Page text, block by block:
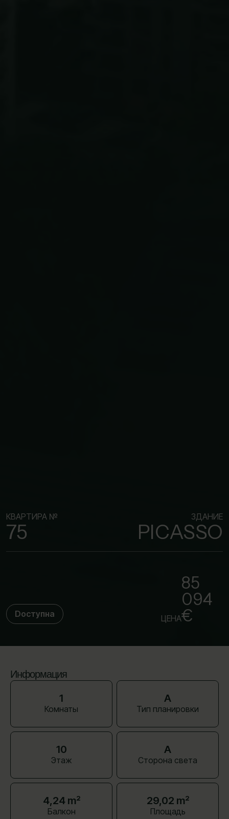
КВАРТИРА №
75
ЗДАНИЕ
PICASSO
Dоступна ЦЕНА
85
094
€
Информация
1
Комнаты
A
Тип планировки
10
Этаж
A
Сторона света
4,24 m²
Балкон
29,02 m²
Площадь